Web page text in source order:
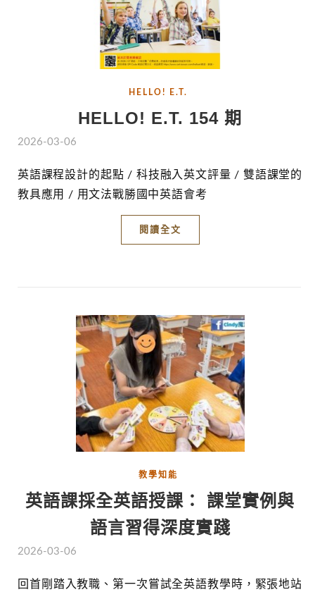
HELLO! E.T.
HELLO! E.T. 154 期
2026-03-06
英語課程設計的起點 / 科技融入英文評量 / 雙語課堂的
教具應用 / 用文法戰勝國中英語會考
閱讀全文
教學知能
英語課採全英語授課： 課堂實例與
語言習得深度實踐
2026-03-06
回首剛踏入教職、第一次嘗試全英語教學時，緊張地站